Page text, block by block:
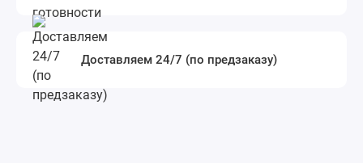
Доставляем 24/7 (по предзаказу)